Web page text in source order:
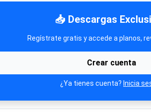
📥 Descargas
Regístrate gratis y accede a planos,
Crear cuenta
¿Ya tienes cuenta? Inicia